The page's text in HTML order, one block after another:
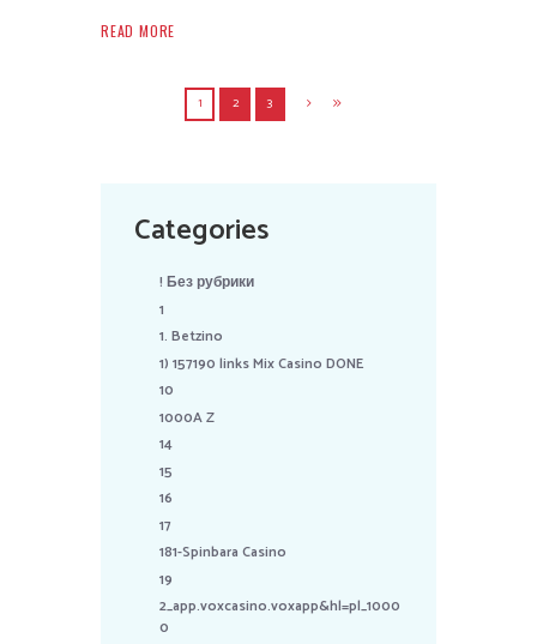
READ MORE
1 2 3
Categories
! Без рубрики
1
1. Betzino
1) 157190 links Mix Casino DONE
10
1000A Z
14
15
16
17
181-Spinbara Casino
19
2_app.voxcasino.voxapp&hl=pl_1000
0